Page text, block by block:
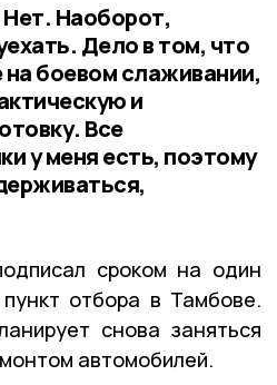
Наоборот,
Дело в том, что
боевом слаживании,
и
Все
у меня есть, поэтому
сроком на один
отбора в Тамбове.
снова заняться
автомобилей.